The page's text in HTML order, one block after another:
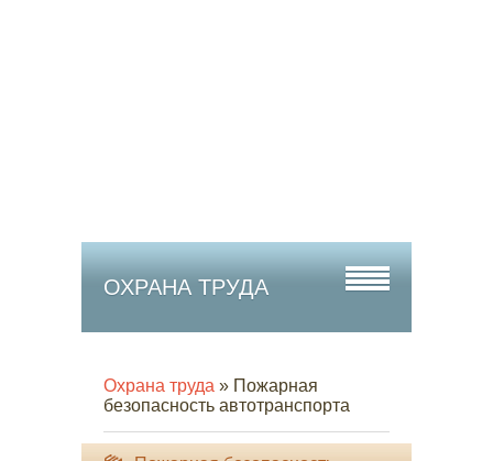
ОХРАНА ТРУДА
Охрана труда » Пожарная
безопасность автотранспорта